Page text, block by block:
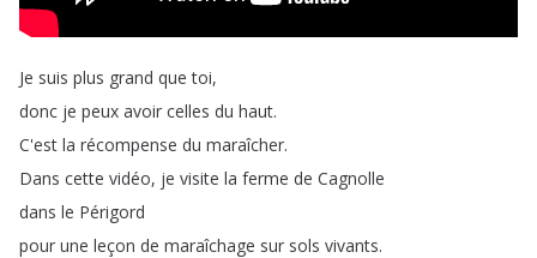
Je suis plus grand que toi,
donc je peux avoir celles du haut.
C'est la récompense du maraîcher.
Dans cette vidéo, je visite la ferme de Cagnolle
dans le Périgord
pour une leçon de maraîchage sur sols vivants.